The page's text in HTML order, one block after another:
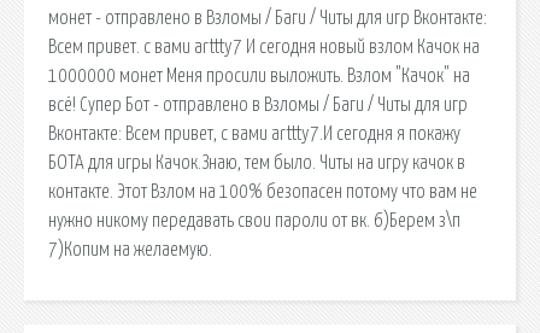
монет - отправлено в Взломы / Баги / Читы для игр Вконтакте:
Всем привет. с вами arttty7 И сегодня новый взлом Качок на
1000000 монет Меня просили выложить. Взлом "Качок" на
всё! Супер Бот - отправлено в Взломы / Баги / Читы для игр
Вконтакте: Всем привет, с вами arttty7.И сегодня я покажу
БОТА для игры Качок.Знаю, тем было. Читы на игру качок в
контакте. Этот Взлом на 100% безопасен потому что вам не
нужно никому передавать свои пароли от вк. 6)Берем з\п
7)Копим на желаемую.